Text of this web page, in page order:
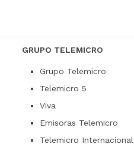
GRUPO TELEMICRO
Grupo Telemicro
Telemicro 5
Viva
Emisoras Telemicro
Telemicro Internacional